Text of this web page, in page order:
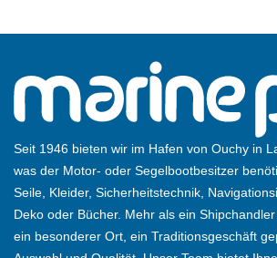
Seit 1946 bieten wir im Hafen von Ouchy in
was der Motor- oder Segelbootbesitzer
Seile, Kleider, Sicherheitstechnik,
Deko oder Bücher. Mehr als ein
ein besonderer Ort, ein Traditionsgeschäft